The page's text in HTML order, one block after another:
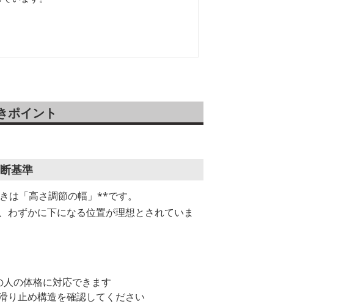
ポイント
基準
は「高さ調節の幅」**です。
わずかに下になる位置が理想とされていま
の体格に対応できます
り止め構造を確認してください